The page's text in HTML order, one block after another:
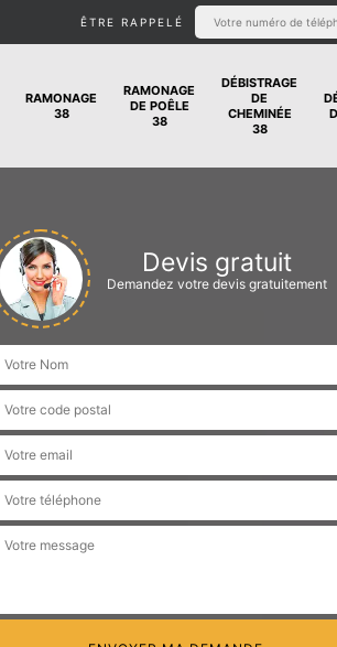
ÊTRE RAPPELÉ
RAMONAGE
38
RAMONAGE
DE POÊLE
38
DÉBISTRAGE
DE
CHEMINÉE
38
Devis gratuit
Demandez votre devis gratuitement